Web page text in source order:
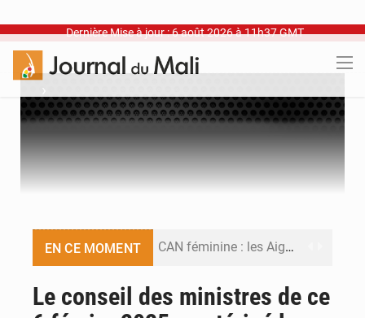
Dernière Mise à jour : 6 août 2026 à 11h37 GMT
›
EN CE MOMENT CAN féminine : les Aigles Dames se relancent
Visas américains : les dossiers maliens transférés à Dakar
Le conseil des ministres de ce